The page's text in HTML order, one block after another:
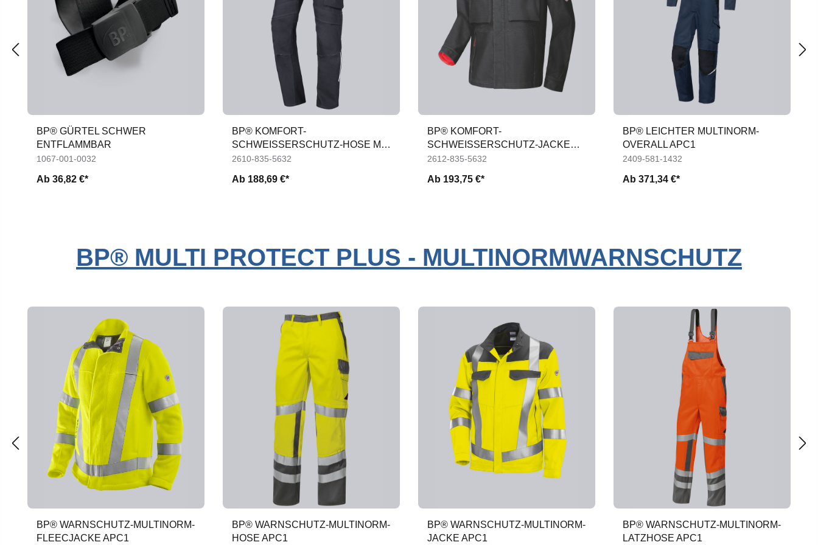
BP® GÜRTEL SCHWER
ENTFLAMMBAR
1067-001-0032
Ab 36,82 €*
BP® KOMFORT-
SCHWEISSERSCHUTZ-HOSE MIT A
PC1
2610-835-5632
Ab 188,69 €*
BP® KOMFORT-
SCHWEISSERSCHUTZ-JACKE M
IT APC1
2612-835-5632
Ab 193,75 €*
BP® LEICHTER MULTINORM-
OVERALL APC1
2409-581-1432
Ab 371,34 €*
BP® MULTI PROTECT PLUS - MULTINORMWARNSCHUTZ
Produktgalerie überspringen
BP® WARNSCHUTZ-MULTINORM-
FLEECJACKE APC1
BP® WARNSCHUTZ-MULTINORM-
HOSE APC1
BP® WARNSCHUTZ-MULTINORM-
JACKE APC1
BP® WARNSCHUTZ-MULTINORM-
LATZHOSE APC1